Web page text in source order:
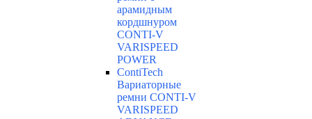
арамидным
кордшнуром
CONTI-V
VARISPEED
POWER
ContiTech
Вариаторные
ремни CONTI-V
VARISPEED